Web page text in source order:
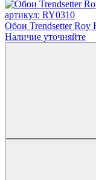
артикул: RY0310
Обои Trendsetter Roy
Наличие уточняйте